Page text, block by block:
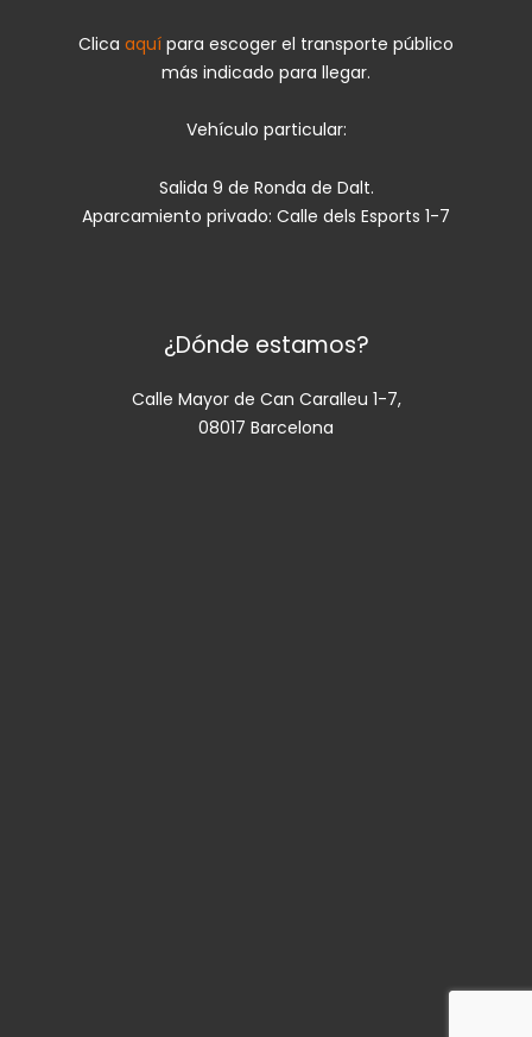
Clica aquí para escoger el transporte público
más indicado para llegar.
Vehículo particular:
Salida 9 de Ronda de Dalt.
Aparcamiento privado: Calle dels Esports 1-7
¿Dónde estamos?
Calle Mayor de Can Caralleu 1-7,
08017 Barcelona